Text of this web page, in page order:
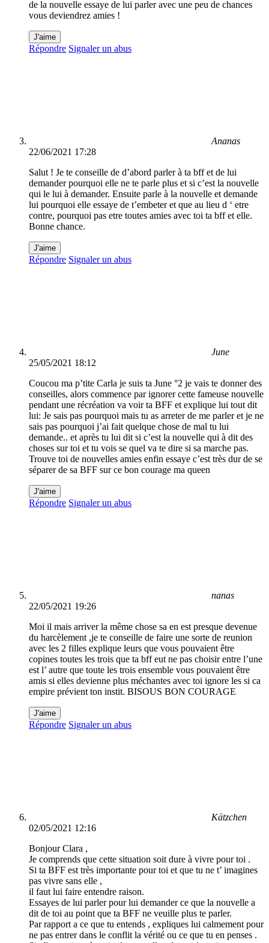
de la nouvelle essaye de lui parler avec une peu de chances
vous deviendrez amies !
J'aime
Répondre Signaler un abus
Ananas
22/06/2021 17:28
Salut ! Je te conseille de d’abord parler à ta bff et de lui
demander pourquoi elle ne te parle plus et si c’est la nouvelle
qui le lui à demander. Ensuite parle à la nouvelle et demande
lui pourquoi elle essaye de t’embeter et que au lieu d ‘ etre
contre, pourquoi pas etre toutes amies avec toi ta bff et elle.
Bonne chance.
J'aime
Répondre Signaler un abus
June
25/05/2021 18:12
Coucou ma p’tite Carla je suis ta June °2 je vais te donner des
conseilles, alors commence par ignorer cette fameuse nouvelle
pendant une récréation va voir ta BFF et explique lui tout dit
lui: Je sais pas pourquoi mais tu as arreter de me parler et je ne
sais pas pourquoi j’ai fait quelque chose de mal tu lui
demande.. et après tu lui dit si c’est la nouvelle qui à dit des
choses sur toi et tu vois se quel va te dire si sa marche pas.
Trouve toi de nouvelles amies enfin essaye c’est très dur de se
séparer de sa BFF sur ce bon courage ma queen
J'aime
Répondre Signaler un abus
nanas
22/05/2021 19:26
Moi il mais arriver la même chose sa en est presque devenue
du harcèlement ,je te conseille de faire une sorte de reunion
avec les 2 filles explique leurs que vous pouvaient être
copines toutes les trois que ta bff eut ne pas choisir entre l’une
est l’ autre que toute les trois ensemble vous pouvaient être
amis si elles devienne plus méchantes avec toi ignore les si ca
empire prévient ton instit. BISOUS BON COURAGE
J'aime
Répondre Signaler un abus
Kätzchen
02/05/2021 12:16
Bonjour Clara ,
Je comprends que cette situation soit dure à vivre pour toi .
Si ta BFF est très importante pour toi et que tu ne t’ imagines
pas vivre sans elle ,
il faut lui faire entendre raison.
Essayes de lui parler pour lui demander ce que la nouvelle a
dit de toi au point que ta BFF ne veuille plus te parler.
Par rapport a ce que tu entends , expliques lui calmement pour
ne pas entrer dans le conflit la vérité ou ce que tu en penses .